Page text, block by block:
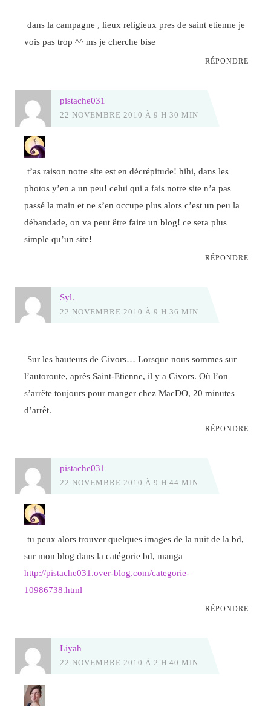
dans la campagne , lieux religieux pres de saint etienne je
vois pas trop ^^ ms je cherche bise
RÉPONDRE
pistache031
22 NOVEMBRE 2010 À 9 H 30 MIN
t’as raison notre site est en décrépitude! hihi, dans les
photos y’en a un peu! celui qui a fais notre site n’a pas
passé la main et ne s’en occupe plus alors c’est un peu la
débandade, on va peut être faire un blog! ce sera plus
simple qu’un site!
RÉPONDRE
Syl.
22 NOVEMBRE 2010 À 9 H 36 MIN
Sur les hauteurs de Givors… Lorsque nous sommes sur
l’autoroute, après Saint-Etienne, il y a Givors. Où l’on
s’arrête toujours pour manger chez MacDO, 20 minutes
d’arrêt.
RÉPONDRE
pistache031
22 NOVEMBRE 2010 À 9 H 44 MIN
tu peux alors trouver quelques images de la nuit de la bd,
sur mon blog dans la catégorie bd, manga
http://pistache031.over-blog.com/categorie-
10986738.html
RÉPONDRE
Liyah
22 NOVEMBRE 2010 À 2 H 40 MIN